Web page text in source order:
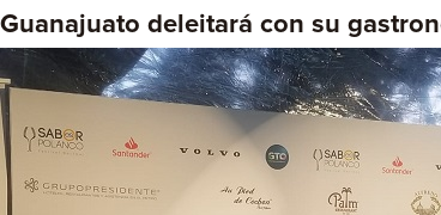
Guanajuato deleitará con su